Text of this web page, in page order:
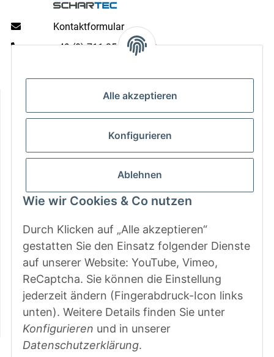
Alle akzeptieren
Konfigurieren
Ablehnen
Wie wir Cookies & Co nutzen
Durch Klicken auf „Alle akzeptieren“
gestatten Sie den Einsatz folgender Dienste
auf unserer Website: YouTube, Vimeo,
ReCaptcha. Sie können die Einstellung
jederzeit ändern (Fingerabdruck-Icon links
unten). Weitere Details finden Sie unter
Konfigurieren und in unserer
Datenschutzerklärung.
Kontaktformular
+49 (0) 711 35 13 16 00
Fr: 9 - 13 & 14 - 15.00 Uhr
Gesetzliche Informationen
Vertrag widerrufen